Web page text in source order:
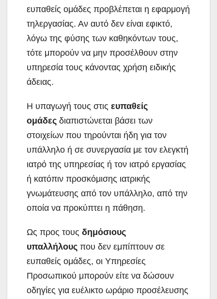
ευπαθείς ομάδες προβλέπεται η εφαρμογή
τηλεργασίας. Αν αυτό δεν είναι εφικτό,
λόγω της φύσης των καθηκόντων τους,
τότε μπορούν να μην προσέλθουν στην
υπηρεσία τους κάνοντας χρήση ειδικής
άδειας.
Η υπαγωγή τους στις ευπαθείς
ομάδες διαπιστώνεται βάσει των
στοιχείων που τηρούνται ήδη για τον
υπάλληλο ή σε συνεργασία με τον ελεγκτή
ιατρό της υπηρεσίας ή τον ιατρό εργασίας
ή κατόπιν προσκόμισης ιατρικής
γνωμάτευσης από τον υπάλληλο, από την
οποία να προκύπτει η πάθηση.
Ως προς τους δημόσιους
υπαλλήλους που δεν εμπίπτουν σε
ευπαθείς ομάδες, οι Υπηρεσίες
Προσωπικού μπορούν είτε να δώσουν
οδηγίες για ευέλικτο ωράριο προσέλευσης